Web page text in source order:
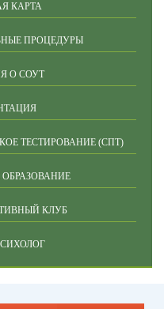
КАРТА
ПРОЦЕДУРЫ
О СОУТ
ТЕСТИРОВАНИЕ (СПТ)
КЛУБ